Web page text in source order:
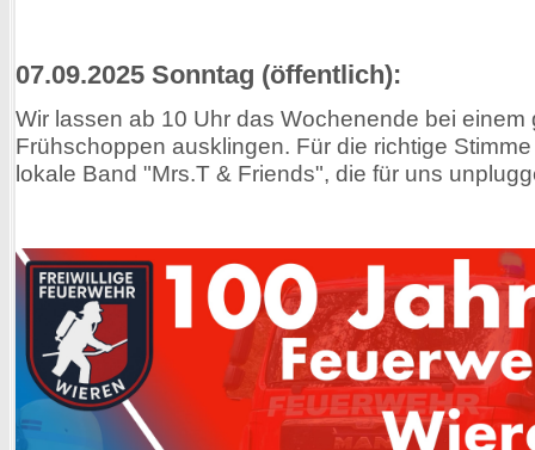
07.09.2025 Sonntag (öffentlich):
Wir lassen ab 10 Uhr das Wochenende bei einem
Frühschoppen ausklingen. Für die richtige
lokale Band "Mrs.T & Friends", die für uns